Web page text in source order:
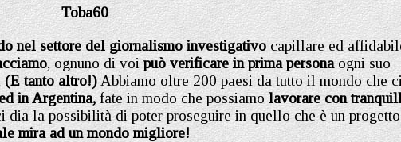
Toba60
nel settore del giornalismo investigativocapillare ed
, ognuno di voipuò verificare in prima personaogni suo
(E tanto altro!)Abbiamo oltre 200 paesi da tutto il mondo che
in Argentina,fate in modo che possiamolavorare con
dia la possibilità di poter proseguire in quello che è un progetto
mira ad un mondo migliore!